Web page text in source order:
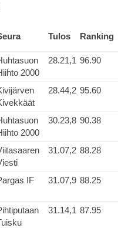
Tulos Ranking
2000
28.21,1 96.90
28.44,2 95.60
2000
30.23,8 90.38
31.07,2 88.28
IF 31.07,9 88.25
31.14,1 87.95